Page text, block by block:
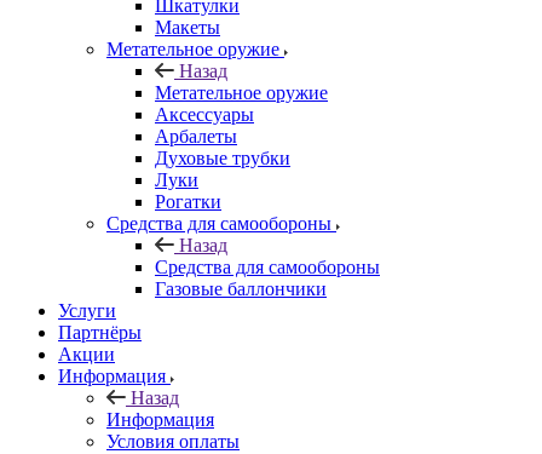
Шкатулки
Макеты
Метательное оружие
Назад
Метательное оружие
Аксессуары
Арбалеты
Духовые трубки
Луки
Рогатки
Средства для самообороны
Назад
Средства для самообороны
Газовые баллончики
Услуги
Партнёры
Акции
Информация
Назад
Информация
Условия оплаты